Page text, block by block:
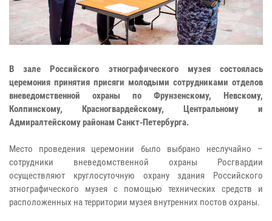
В зале Российского этнографического музея состоялась
церемония принятия присяги молодыми сотрудниками отделов
вневедомственной охраны по Фрунзенскому, Невскому,
Колпинскому, Красногвардейскому, Центральному и
Адмиралтейскому районам Санкт-Петербурга.
Место проведения церемонии было выбрано неслучайно –
сотрудники вневедомственной охраны Росгвардии
осуществляют круглосуточную охрану здания Российского
этнографического музея с помощью технических средств и
расположенных на территории музея внутренних постов охраны.